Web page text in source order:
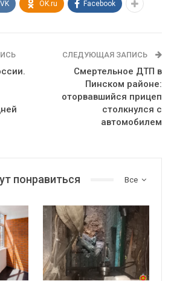
VK OK.ru Facebook
СЛЕДУЮЩАЯ ЗАПИСЬ
Смертельное ДТП в
Пинском районе:
оторвавшийся прицеп
столкнулся с
автомобилем
Все
понравиться